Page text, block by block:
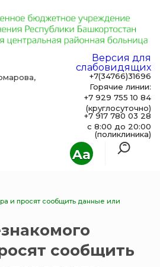
Aa
Версия для
слабовидящих
+7(34766)31696
Горячие линии:
+7 929 755 10 84
(круглосуточно)
+7 917 780 03 28
с 8:00 до 20:00
(поликлиника)
и просят сообщить данные или
сообщить